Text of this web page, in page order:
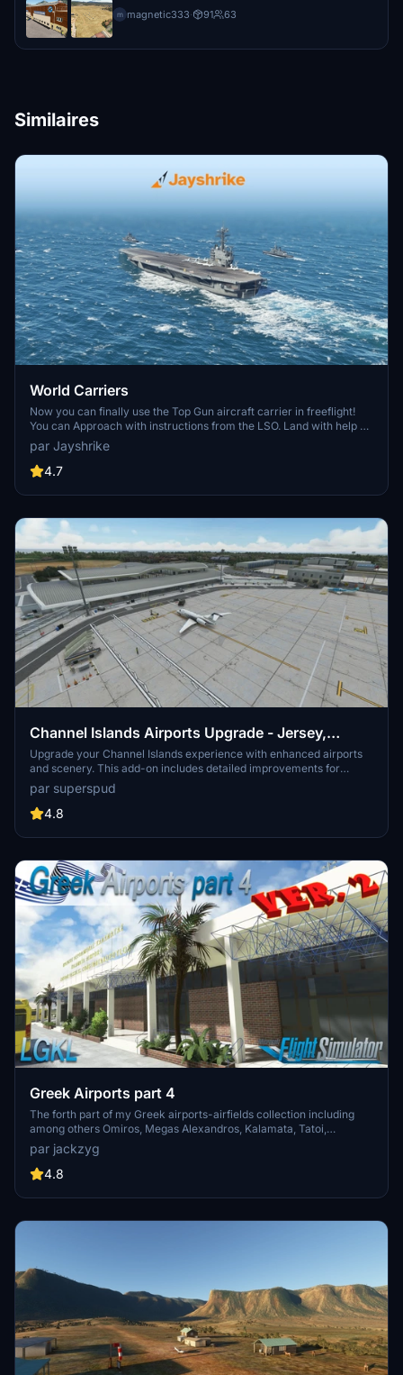
m magnetic333· 91 63
Similaires
World Carriers
Now you can finally use the Top Gun aircraft carrier in freeflight!
You can Approach with instructions from the LSO. Land with help of
the arresting cables. And Take Off with the onboard catapults. Try
flying in challenging weather or even at night!
par Jayshrike
4.7
Channel Islands Airports Upgrade - Jersey,
Guernsey, Alderney
Upgrade your Channel Islands experience with enhanced airports
and scenery. This add-on includes detailed improvements for
Jersey, Guernsey, Alderney, and new addition Brecqhou airports,
along with a separate scenery file. Customize your sim with new
buildings, ground textures, and added details like fencing and car
experience.
par superspud
4.8
Greek Airports part 4
The forth part of my Greek airports-airfields collection including
among others Omiros, Megas Alexandros, Kalamata, Tatoi,
Aristotelis and Kastellorizo Airports with 45 custom 3d models
(from terminals and auxiliary buildings to bunkers). All airports are
up to date and as real as i can make them.
par jackzyg
4.8